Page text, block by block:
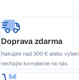
e
Doprava zdarma
Nakúpte nad 300 € alebo
nechajte kompletne na nás.